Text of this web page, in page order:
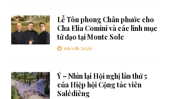
Lễ Tôn phong Chân phước cho
Cha Elia Comini và các linh mục
tử đạo tại Monte Sole
06/08/2026
Ý – Nhìn lại Hội nghị lần thứ 5
của Hiệp hội Cộng tác viên
Salêdiêng